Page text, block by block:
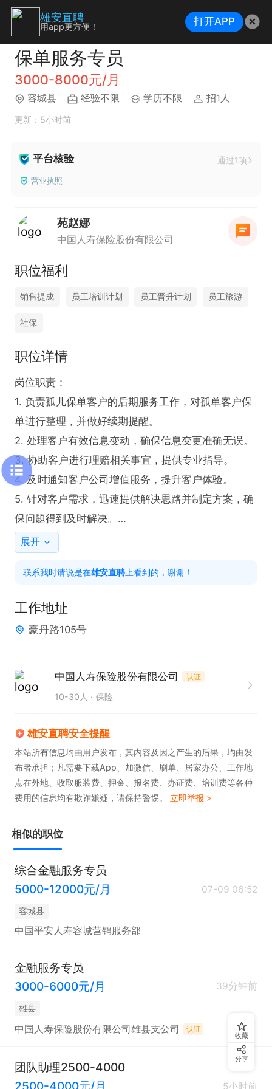
保单服务专员
3000-8000元/月
容城县 经验不限 学历不限 招1人
更新：5小时前
平台核验 通过1项
营业执照
苑赵娜
中国人寿保险股份有限公司
职位福利
销售提成 员工培训计划 员工晋升计划 员工旅游
社保
职位详情
岗位职责：
1. 负责孤儿保单客户的后期服务工作，对孤单客户保
单进行整理，并做好续期提醒。
2. 处理客户有效信息变动，确保信息变更准确无误。
3. 协助客户进行理赔相关事宜，提供专业指导。
4. 及时通知客户公司增值服务，提升客户体验。
5. 针对客户需求，迅速提供解决思路并制定方案，确
保问题得到及时解决。
任职要求：
1. 学历高中以上，大专及以上学历优先，具备较强学
2. 具备出色的适应能力与抗压能力，能在不同工作情
境中保持良好状态。
4. 具备亲和力，沟通能力强，能与客户建立良好关
系。
展开
联系我时请说是在雄安直聘 上看到的，谢谢！
工作地址
豪丹路105号
中国人寿保险股份有限公司 认证
10-30人 保险
雄安直聘安全提醒
本站所有信息均由用户发布，其内容及因之产生的后果，均由发
布者承担；凡需要下载App、加微信、刷单、居家办公、工作地
点在外地、收取服装费、押金、报名费、办证费、培训费等各种
费用的信息均有欺诈嫌疑，请保持警惕。 立即举报 >
相似的职位
综合金融服务专员
5000-12000元/月
07-09 06:52
容城县
中国平安人寿容城营销服务部
金融服务专员
3000-6000元/月
39分钟前
雄县
中国人寿保险股份有限公司雄县支公司 认证
团队助理2500-4000
2500-4000元/月
5小时前
收藏
分享
雄安直聘
用app更方便！ 打开APP